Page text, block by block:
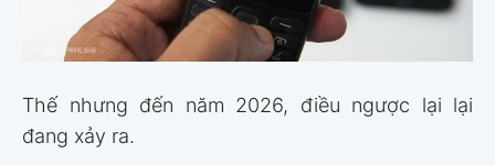
Thế nhưng đến năm 2026, điều ngược lại lại
đang xảy ra.